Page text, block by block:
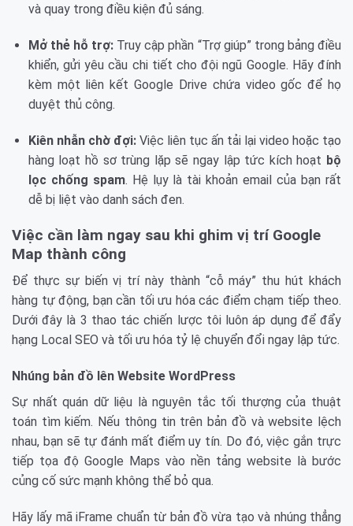
và quay trong điều kiện đủ sáng.
Mở thẻ hỗ trợ: Truy cập phần “Trợ giúp” trong bảng điều
khiển, gửi yêu cầu chi tiết cho đội ngũ Google. Hãy đính
kèm một liên kết Google Drive chứa video gốc để họ
duyệt thủ công.
Kiên nhẫn chờ đợi:Việc liên tục ấn tải lại video hoặc tạo
hàng loạt hồ sơ trùng lặp sẽ ngay lập tức kích hoạt bộ
lọc chống spam. Hệ lụy là tài khoản email của bạn rất
dễ bị liệt vào danh sách đen.
Việc cần làm ngay sau khi ghim vị trí Google
Map thành công
Để thực sự biến vị trí này thành “cỗ máy” thu hút khách
hàng tự động, bạn cần tối ưu hóa các điểm chạm tiếp theo.
Dưới đây là 3 thao tác chiến lược tôi luôn áp dụng để đẩy
hạng Local SEO và tối ưu hóa tỷ lệ chuyển đổi ngay lập tức.
Nhúng bản đồ lên Website WordPress
Sự nhất quán dữ liệu là nguyên tắc tối thượng của thuật
toán tìm kiếm. Nếu thông tin trên bản đồ và website lệch
nhau, bạn sẽ tự đánh mất điểm uy tín. Do đó, việc gắn trực
tiếp tọa độ Google Maps vào nền tảng website là bước
củng cố sức mạnh không thể bỏ qua.
Hãy lấy mã iFrame chuẩn từ bản đồ vừa tạo và nhúng thẳng